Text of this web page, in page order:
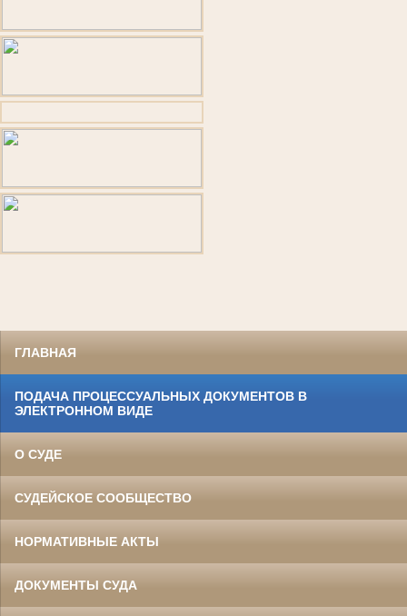
ГЛАВНАЯ
ПОДАЧА ПРОЦЕССУАЛЬНЫХ ДОКУМЕНТОВ В
ЭЛЕКТРОННОМ ВИДЕ
О СУДЕ
СУДЕЙСКОЕ СООБЩЕСТВО
НОРМАТИВНЫЕ АКТЫ
ДОКУМЕНТЫ СУДА